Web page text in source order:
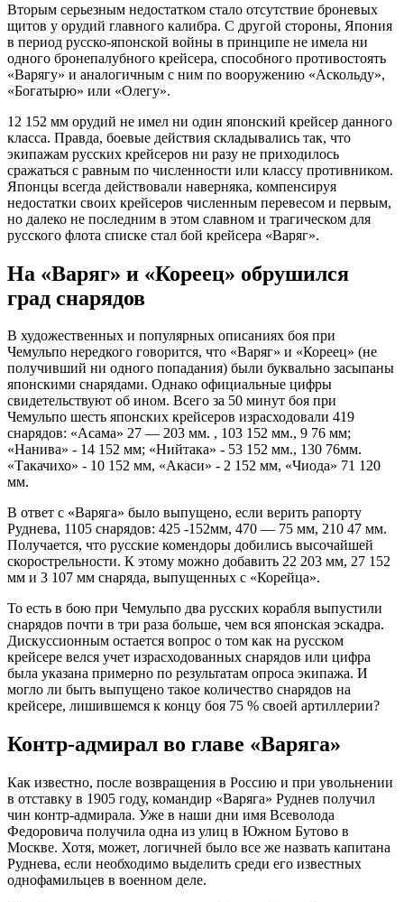
Вторым серьезным недостатком стало отсутствие броневых
щитов у орудий главного калибра. С другой стороны, Япония
в период русско-японской войны в принципе не имела ни
одного бронепалубного крейсера, способного противостоять
«Варягу» и аналогичным с ним по вооружению «Аскольду»,
«Богатырю» или «Олегу».
12 152 мм орудий не имел ни один японский крейсер данного
класса. Правда, боевые действия складывались так, что
экипажам русских крейсеров ни разу не приходилось
сражаться с равным по численности или классу противником.
Японцы всегда действовали наверняка, компенсируя
недостатки своих крейсеров численным перевесом и первым,
но далеко не последним в этом славном и трагическом для
русского флота списке стал бой крейсера «Варяг».
На «Варяг» и «Кореец» обрушился
град снарядов
В художественных и популярных описаниях боя при
Чемульпо нередкого говорится, что «Варяг» и «Кореец» (не
получивший ни одного попадания) были буквально засыпаны
японскими снарядами. Однако официальные цифры
свидетельствуют об ином. Всего за 50 минут боя при
Чемульпо шесть японских крейсеров израсходовали 419
снарядов: «Асама» 27 — 203 мм. , 103 152 мм., 9 76 мм;
«Нанива» - 14 152 мм; «Нийтака» - 53 152 мм., 130 76мм.
«Такачихо» - 10 152 мм, «Акаси» - 2 152 мм, «Чиода» 71 120
мм.
В ответ с «Варяга» было выпущено, если верить рапорту
Руднева, 1105 снарядов: 425 -152мм, 470 — 75 мм, 210 47 мм.
Получается, что русские комендоры добились высочайшей
скорострельности. К этому можно добавить 22 203 мм, 27 152
мм и 3 107 мм снаряда, выпущенных с «Корейца».
То есть в бою при Чемульпо два русских корабля выпустили
снарядов почти в три раза больше, чем вся японская эскадра.
Дискуссионным остается вопрос о том как на русском
крейсере велся учет израсходованных снарядов или цифра
была указана примерно по результатам опроса экипажа. И
могло ли быть выпущено такое количество снарядов на
крейсере, лишившемся к концу боя 75 % своей артиллерии?
Контр-адмирал во главе «Варяга»
Как известно, после возвращения в Россию и при увольнении
в отставку в 1905 году, командир «Варяга» Руднев получил
чин контр-адмирала. Уже в наши дни имя Всеволода
Федоровича получила одна из улиц в Южном Бутово в
Москве. Хотя, может, логичней было все же назвать капитана
Руднева, если необходимо выделить среди его известных
однофамильцев в военном деле.